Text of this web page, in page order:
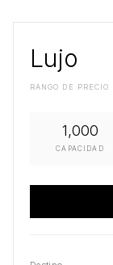
Lujo
RANGO DE PRECIO
1,000
CAPACIDAD